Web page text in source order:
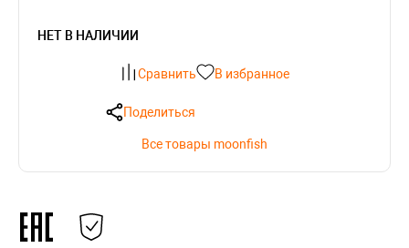
НЕТ В НАЛИЧИИ
Сравнить В избранное
Поделиться
Все товары moonfish